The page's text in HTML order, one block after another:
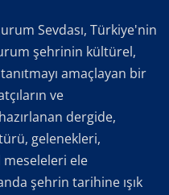
Sevdası, Türkiye'nin
şehrinin kültürel,
amaçlayan bir
ve
dergide,
gelenekleri,
meseleleri ele
şehrin tarihine ışık